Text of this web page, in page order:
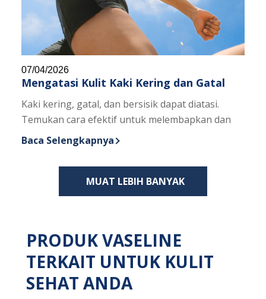
Kaki kering, gatal, dan bersisik dapat diatasi.
Temukan cara efektif untuk melembapkan dan
Mengatasi Kulit Kaki Kering dan Gatal
07/04/2026
Discover more about Mengatasi Kulit Kaki Kering
Baca Selengkapnya
MUAT LEBIH BANYAK
PRODUK VASELINE
TERKAIT UNTUK KULIT
SEHAT ANDA